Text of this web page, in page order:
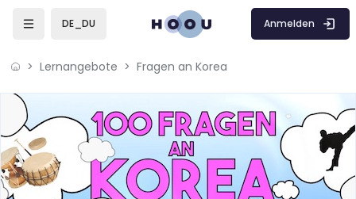
DE_DU Anmelden
Lernangebote Fragen an Korea